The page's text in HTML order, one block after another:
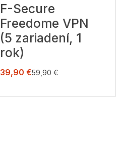
F-Secure
Freedome VPN
(5 zariadení, 1
rok)
39,90 €59,90€